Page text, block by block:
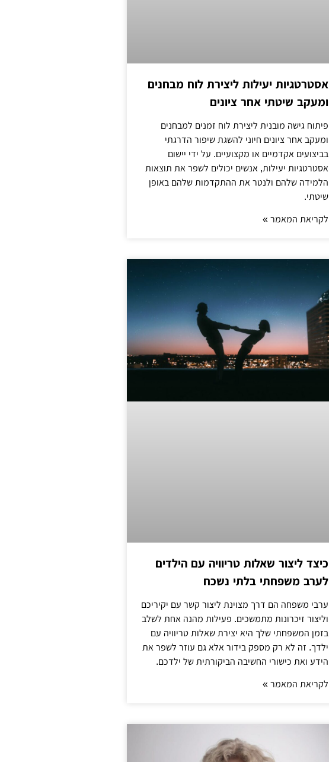
אסטרטגיות יעילות ליצירת לוח מבחנים
ומעקב שיטתי אחר ציונים
פיתוח גישה מובנית ליצירת לוח זמנים למבחנים
ומעקב אחר ציונים חיוני להשגת שיפור הדרגתי
בביצועים אקדמיים או מקצועיים. על ידי יישום
אסטרטגיות יעילות, אנשים יכולים לשפר את תוצאות
הלמידה שלהם ולנטר את ההתקדמות שלהם באופן
שיטתי.
לקריאת המאמר »
כיצד ליצור שאלות טריוויה עם הילדים
לערב משפחתי בלתי נשכח
ערבי משפחה הם דרך מצוינת ליצור קשר עם יקיריכם
וליצור זיכרונות מתמשכים. פעילות מהנה אחת לשלב
בזמן המשפחתי שלך היא יצירת שאלות טריוויה עם
ילדך. זה לא רק מספק בידור אלא גם עוזר לשפר את
הידע ואת כישורי החשיבה הביקורתית של ילדכם.
לקריאת המאמר »